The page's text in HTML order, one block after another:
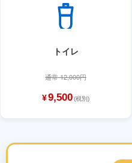
トイレ
通常 12,000円
¥9,500(税別)